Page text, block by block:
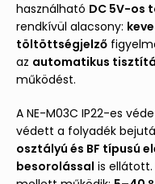
használható DC 5V-os
rendkívül alacsony:
töltöttségjelző
az automatikus
működést.
A NE-M03C IP22-es
védett a folyadék
osztályú és BF típusú
besorolással is